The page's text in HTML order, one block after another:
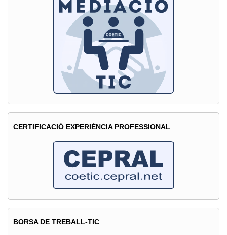
CERTIFICACIÓ EXPERIÈNCIA PROFESSIONAL
BORSA DE TREBALL-TIC